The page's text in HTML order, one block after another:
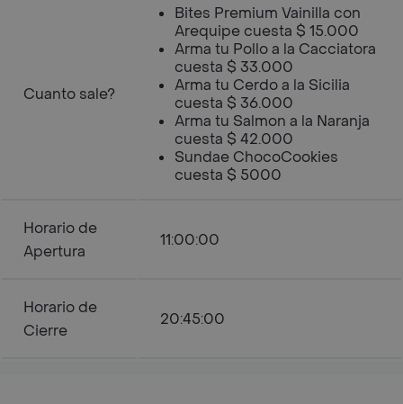
Cuanto sale?
Bites Premium Vainilla con
Arequipe cuesta $ 15.000
Arma tu Pollo a la Cacciatora
cuesta $ 33.000
Arma tu Cerdo a la Sicilia
cuesta $ 36.000
Arma tu Salmon a la Naranja
cuesta $ 42.000
Sundae ChocoCookies
cuesta $ 5000
Horario de
Apertura
11:00:00
Horario de
Cierre
20:45:00